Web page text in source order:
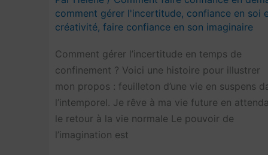
comment gérer l'incertitude, confiance en soi
créativité, faire confiance en son imaginaire
Comment gérer l’incertitude en temps de
confinement ? Voici une histoire pour illustrer
mon propos : feuilleton d’une vie en suspens
l’intemporel. Je rêve à ma vie future en
le retour à la vie normale Le pouvoir de
l’imagination est